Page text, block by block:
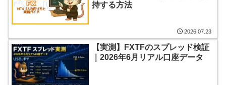
持する方法
2026.07.23
【実測】FXTFのスプレッド検証
｜2026年6月リアル口座データ